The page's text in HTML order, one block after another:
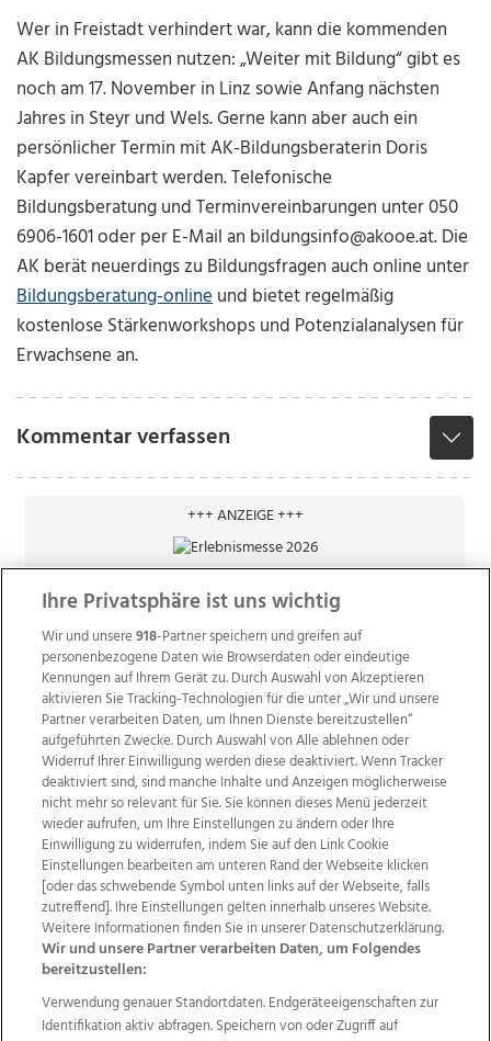
Wer in Freistadt verhindert war, kann die kommenden
AK Bildungsmessen nutzen: „Weiter mit Bildung“ gibt es
noch am 17. November in Linz sowie Anfang nächsten
Jahres in Steyr und Wels. Gerne kann aber auch ein
persönlicher Termin mit AK-Bildungsberaterin Doris
Kapfer vereinbart werden. Telefonische
Bildungsberatung und Terminvereinbarungen unter 050
6906-1601 oder per E-Mail an bildungsinfo@akooe.at. Die
AK berät neuerdings zu Bildungsfragen auch online unter
Bildungsberatung-onlineund bietet regelmäßig
kostenlose Stärkenworkshops und Potenzialanalysen für
Erwachsene an.
Kommentar verfassen
+++ ANZEIGE +++
Wir über uns Mediadaten Kontakt
Jobs
Datenschutz
Impressum
AGB Anzeigekunden
AGB Website
Ehrenkodex Politische Werbung
Weitere Angebote des Medienhauses Wimmer
Ihre Privatsphäre ist uns wichtig
Wir und unsere918-Partner speichern und greifen auf
personenbezogene Daten wie Browserdaten oder eindeutige
Kennungen auf Ihrem Gerät zu. Durch Auswahl von Akzeptieren
aktivieren Sie Tracking-Technologien für die unter „Wir und unsere
Partner verarbeiten Daten, um Ihnen Dienste bereitzustellen“
aufgeführten Zwecke. Durch Auswahl von Alle ablehnen oder
Widerruf Ihrer Einwilligung werden diese deaktiviert. Wenn Tracker
deaktiviert sind, sind manche Inhalte und Anzeigen möglicherweise
nicht mehr so relevant für Sie. Sie können dieses Menü jederzeit
wieder aufrufen, um Ihre Einstellungen zu ändern oder Ihre
Einwilligung zu widerrufen, indem Sie auf den Link Cookie
Einstellungen bearbeiten am unteren Rand der Webseite klicken
[oder das schwebende Symbol unten links auf der Webseite, falls
zutreffend]. Ihre Einstellungen gelten innerhalb unseres Website.
Weitere Informationen finden Sie in unserer Datenschutzerklärung.
Wir und unsere Partner verarbeiten Daten, um Folgendes
bereitzustellen:
Verwendung genauer Standortdaten. Endgeräteeigenschaften zur
Identifikation aktiv abfragen. Speichern von oder Zugriff auf